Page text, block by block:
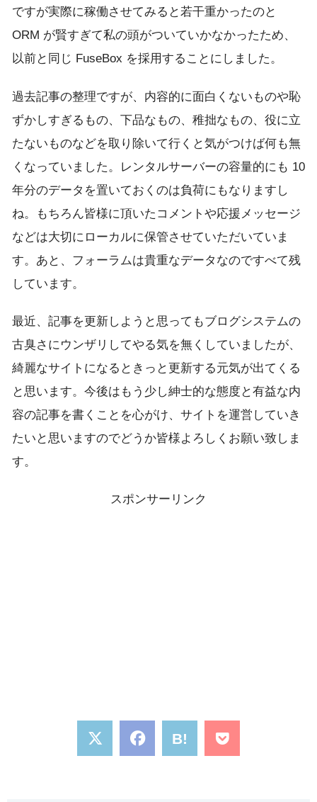
ですが実際に稼働させてみると若干重かったのと
ORM が賢すぎて私の頭がついていかなかったため、
以前と同じ FuseBox を採用することにしました。
過去記事の整理ですが、内容的に面白くないものや恥
ずかしすぎるもの、下品なもの、稚拙なもの、役に立
たないものなどを取り除いて行くと気がつけば何も無
くなっていました。レンタルサーバーの容量的にも 10
年分のデータを置いておくのは負荷にもなりますし
ね。もちろん皆様に頂いたコメントや応援メッセージ
などは大切にローカルに保管させていただいていま
す。あと、フォーラムは貴重なデータなのですべて残
しています。
最近、記事を更新しようと思ってもブログシステムの
古臭さにウンザリしてやる気を無くしていましたが、
綺麗なサイトになるときっと更新する元気が出てくる
と思います。今後はもう少し紳士的な態度と有益な内
容の記事を書くことを心がけ、サイトを運営していき
たいと思いますのでどうか皆様よろしくお願い致しま
す。
スポンサーリンク
B!